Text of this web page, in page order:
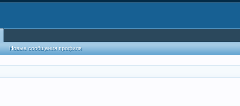
Новые сообщения профиля